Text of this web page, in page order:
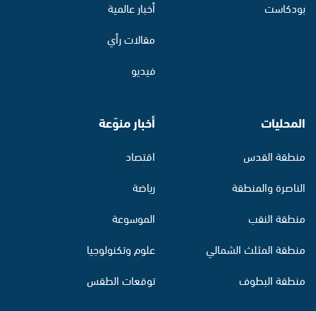
بودكاست
أخبار عالمية
مقالات رأي
فيديو
المحليات
منطقة القدس
الناصرة والمنطقة
منطقة النقب
منطقة المثلث الشمالي
منطقة البطوف
أخبار منوّعة
اقتصاد
رياضة
الموسوعة
علوم وتكنولوجيا
توقعات الطقس